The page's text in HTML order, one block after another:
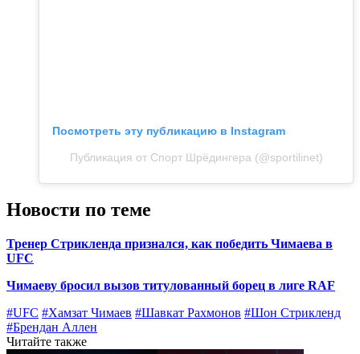
Посмотреть эту публикацию в Instagram
Публикация от Спорт Шрёдингера (@sportilinet)
Новости по теме
Тренер Стрикленда признался, как победить Чимаева в
UFC
Чимаеву бросил вызов титулованный борец в лиге RAF
#UFC #Хамзат Чимаев #Шавкат Рахмонов #Шон Стрикленд
#Брендан Аллен
Читайте также